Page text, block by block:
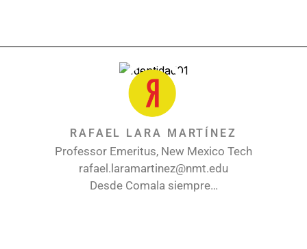
RAFAEL LARA MARTÍNEZ
Professor Emeritus, New Mexico Tech
rafael.laramartinez@nmt.edu
Desde Comala siempre…